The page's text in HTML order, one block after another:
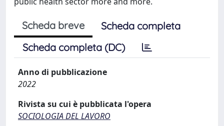
Scheda breve
Scheda completa
Scheda completa (DC)
Anno di pubblicazione
2022
Rivista su cui è pubblicata l'opera
SOCIOLOGIA DEL LAVORO